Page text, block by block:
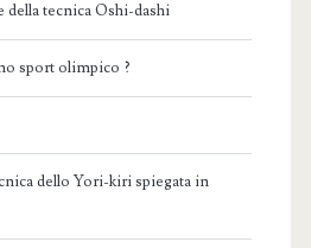
della tecnica Oshi-dashi
sport olimpico ?
dello Yori-kiri spiegata in